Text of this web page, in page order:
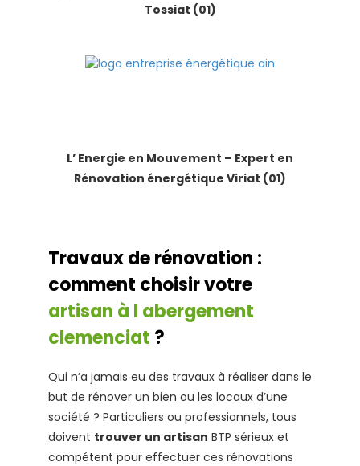
Tossiat (01)
L’ Energie en Mouvement – Expert en
Rénovation énergétique Viriat (01)
Travaux de rénovation :
comment choisir votre
artisan à l abergement
clemenciat ?
Qui n’a jamais eu des travaux à réaliser dans le
but de rénover un bien ou les locaux d’une
société ? Particuliers ou professionnels, tous
doivent trouver un artisan BTP sérieux et
compétent pour effectuer ces rénovations